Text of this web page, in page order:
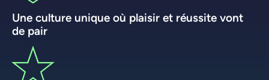
Une culture unique où plaisir et réussite vont
de pair